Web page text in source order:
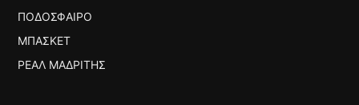
ΠΟΔΌΣΦΑΙΡΟ
ΜΠΆΣΚΕΤ
ΡΕΆΛ ΜΑΔΡΊΤΗΣ